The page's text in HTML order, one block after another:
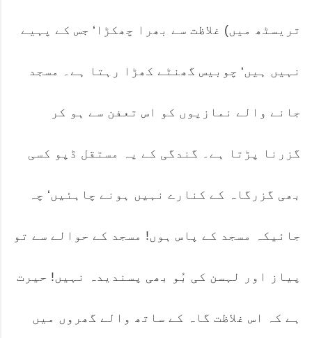
تریسٹھ میں) غلاظت سے بھرا چھکڑا‘ جس کے پہیے
نہیں ہیں‘ چوبیس گھنٹے کھڑا رہتا ہے۔ مسجد
جانے والے نمازیوں کو اس تعفن سے ہو کر
گزرنا پڑتا ہے۔ گندگی کے یہ مستقل ڈپو کسی
بھی گزرگاہ کے کنارے نہیں ہونے چاہئیں‘ چہ
جائیکہ مسجد کے پاس ہوں! مسجد کے حوالے سے تو
پیاز اور لہسن کی بُو بھی پسندیدہ نہیں! حیرت
ہے کہ اس غلاظت گاہ کے ساتھ والے گھروں میں